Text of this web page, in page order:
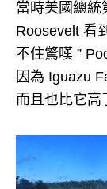
當時美國總統
Roosevelt 看
不住驚嘆 ”
因為 Iguazu
而且也比它高